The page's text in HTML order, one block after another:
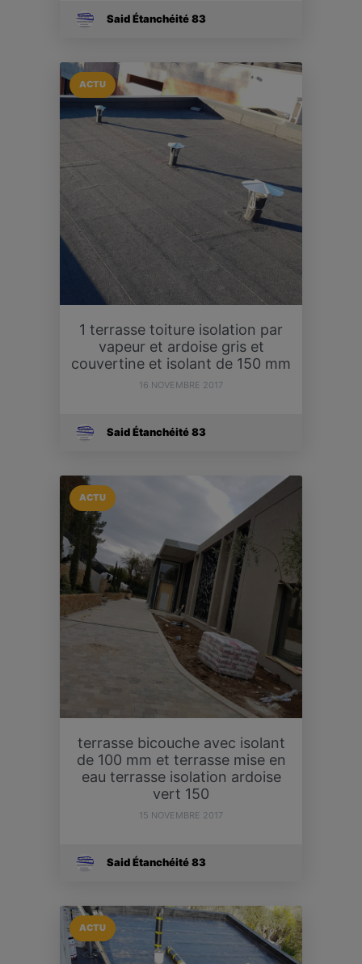
Said Étanchéité 83
ACTU
1 terrasse toiture isolation par
vapeur et ardoise gris et
couvertine et isolant de 150 mm
16 NOVEMBRE 2017
Said Étanchéité 83
ACTU
terrasse bicouche avec isolant
de 100 mm et terrasse mise en
eau terrasse isolation ardoise
vert 150
15 NOVEMBRE 2017
Said Étanchéité 83
ACTU